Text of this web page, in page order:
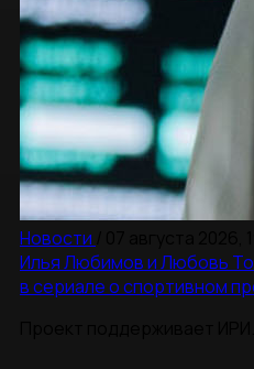
Новости
Илья Любимов и Любовь
в сериале о спортивном